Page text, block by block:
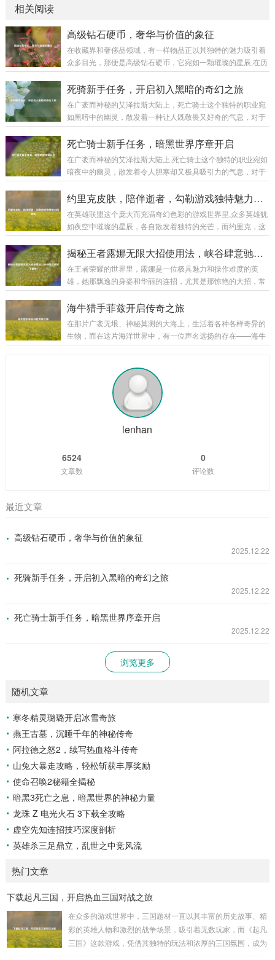
相关阅读
高级钻石硬币，奢华与价值的象征
在收藏界和奢侈品领域，有一样物品正以其独特的魅力吸引着
众多目光，那便是高级钻石硬币，它宛如一颗璀璨的星辰,在历
史与现代的交织中散发着迷人的光芒。 高级钻石硬币并非普通
的货币，它是艺术与工艺的完美融合，从外观上看，每一枚高
级钻石硬币都像是一件精心雕琢的艺术品，硬币的主体部分通
常由高品质的贵金属制成，如黄金、白银等，这些金属本身就
具有极高的价值和质感，它们的表面被工匠们运用精妙的工艺
又或许是镜面般的光洁,反射出耀眼的光芒。...
死骑新手任务，开启初入黑暗的奇幻之旅
在广袤而神秘的艾泽拉斯大陆上，死亡骑士这个独特的职业宛
如黑暗中的幽灵，散发着一种让人既敬畏又好奇的气息，对于
每一个初入这个职业世界的新手来说，死骑新手任务就像是一
把钥匙,开启了一段充满挑战与惊喜的奇幻之旅。 当你创建一个
死亡骑士角色，从冰封王座的阴影中苏醒的那一刻起，新手任
务便正式拉开了帷幕，首先映入眼帘的是那阴森恐怖的场景，
周围弥漫着冰冷的雾气，荒芜的大地，残败的建筑，仿佛都在
入了一个与其他职业截然不同的世界。 第...
死亡骑士新手任务，暗黑世界序章开启
在广袤而神秘的艾泽拉斯大陆上,死亡骑士这个独特的职业宛如
暗夜中的幽灵，散发着令人胆寒却又极具吸引力的气息，对于
新手玩家来说，死亡骑士的新手任务线就像是一扇通往黑暗力
量世界的大门，引领着他们开启一段充满奇幻与挑战的旅程。
当玩家创建死亡骑士角色后,首先会置身于一个阴森恐怖的场景
之中，这里弥漫着腐臭的气息，灰暗的天空下是一片荒芜的焦
土，残垣断壁间不时有幽灵般的生物飘荡而过，新手任务就在
更是一次深入了解死亡骑士背景故事和职业特...
约里克皮肤，陪伴逝者，勾勒游戏独特魅力风景线
在英雄联盟这个庞大而充满奇幻色彩的游戏世界里,众多英雄犹
如夜空中璀璨的星辰，各自散发着独特的光芒，而约里克，这
位守墓人英雄，以其神秘、暗黑的风格吸引了不少玩家的目
光，他的那些精美皮肤更是在游戏中为玩家带来了别样的体
验。 约里克的原始皮肤自带一种阴森的气息,他身着黑色的长
袍，头戴破旧的帽子，手中那巨大的墓园铲仿佛能轻易地掘开
坟墓，召唤出墓穴中的亡魂，他的技能特效也与整体风格相契
意穿梭，为他的战斗增添了一份恐怖与神秘，原始皮...
揭秘王者露娜无限大招使用法，峡谷肆意驰骋不是梦！
在王者荣耀的世界里，露娜是一位极具魅力和操作难度的英
雄，她那飘逸的身姿和华丽的连招，尤其是那惊艳的大招，常
常能在团战中创造出以少胜多的奇迹，要想熟练掌握露娜的大
招无限使用，并非易事，下面,就让我们一起来揭开其中的奥
秘。 理解露娜大招机制 露娜的大招“新月突击”，是她核心的技
能，该技能能让露娜向指定目标发起突击，造成法术伤害，在
释放大招后的一段时间内，如果露娜命中了敌方英雄、野怪或
的基础，只要露娜在大招的冷却时间内，能够...
海牛猎手菲兹开启传奇之旅
在那片广袤无垠、神秘莫测的大海上，生活着各种各样奇异的
生物，而在这片海洋世界中，有一位声名远扬的存在——海牛
猎手菲兹。 菲兹是一个身材矫健、眼神锐利的年轻猎手，他自
敬畏，他常常听村里的老人们讲述着大海里那些神奇生物的故
事，其中海牛的传说最让他着迷，海牛，这种体型庞大却性情
温和的生物，在大海的深处悠然生活，它们的肉据说美味无
比，它们的皮更是有着极高的价值，菲兹在心中暗暗立下了成
为一名出色海牛猎手的志向。 随着时间的推移,...
lenhan
6524
文章数
0
评论数
最近文章
高级钻石硬币，奢华与价值的象征
2025.12.22
死骑新手任务，开启初入黑暗的奇幻之旅
2025.12.22
死亡骑士新手任务，暗黑世界序章开启
2025.12.22
浏览更多
随机文章
寒冬精灵璐璐开启冰雪奇旅
燕王古墓，沉睡千年的神秘传奇
阿拉德之怒2，续写热血格斗传奇
山兔大暴走攻略，轻松斩获丰厚奖励
使命召唤2秘籍全揭秘
暗黑3死亡之息，暗黑世界的神秘力量
龙珠 Z 电光火石 3下载全攻略
虚空先知连招技巧深度剖析
英雄杀三足鼎立，乱世之中竞风流
热门文章
下载起凡三国，开启热血三国对战之旅
在众多的游戏世界中，三国题材一直以其丰富的历史故事、精
彩的英雄人物和激烈的战争场景，吸引着无数玩家，而《起凡
三国》这款游戏，凭借其独特的玩法和浓厚的三国氛围，成为